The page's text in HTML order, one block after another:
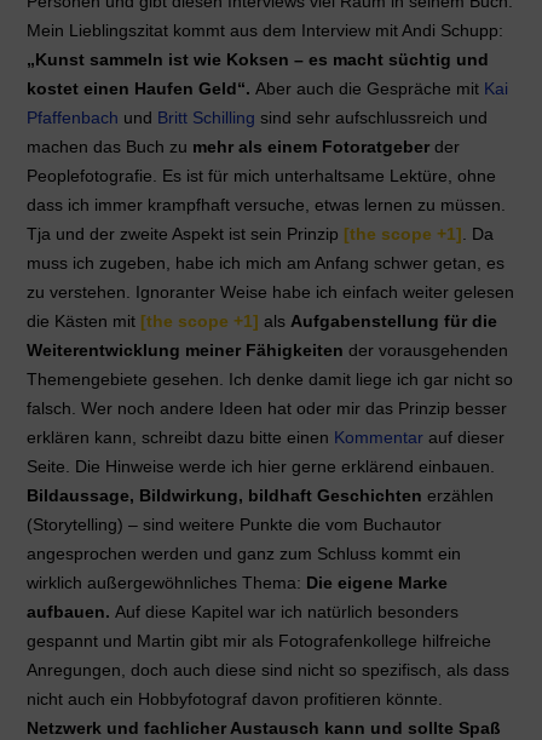
Mein Lieblingszitat kommt aus dem Interview mit Andi Schupp:
„Kunst sammeln ist wie Koksen – es macht süchtig und
kostet einen Haufen Geld“. Aber auch die Gespräche mit Kai
Pfaffenbach und Britt Schilling sind sehr aufschlussreich und
machen das Buch zu mehr als einem Fotoratgeberder
Peoplefotografie. Es ist für mich unterhaltsame Lektüre, ohne
dass ich immer krampfhaft versuche, etwas lernen zu müssen.
Tja und der zweite Aspekt ist sein Prinzip [the scope +1] . Da
muss ich zugeben, habe ich mich am Anfang schwer getan, es
zu verstehen. Ignoranter Weise habe ich einfach weiter gelesen
die Kästen mit [the scope +1] als Aufgabenstellung für die
Weiterentwicklung meiner Fähigkeiten der vorausgehenden
Themengebiete gesehen. Ich denke damit liege ich gar nicht so
falsch. Wer noch andere Ideen hat oder mir das Prinzip besser
erklären kann, schreibt dazu bitte einen Kommentarauf dieser
Seite. Die Hinweise werde ich hier gerne erklärend einbauen.
Bildaussage, Bildwirkung, bildhaft Geschichten erzählen
(Storytelling) – sind weitere Punkte die vom Buchautor
angesprochen werden und ganz zum Schluss kommt ein
wirklich außergewöhnliches Thema: Die eigene Marke
aufbauen. Auf diese Kapitel war ich natürlich besonders
gespannt und Martin gibt mir als Fotografenkollege hilfreiche
Anregungen, doch auch diese sind nicht so spezifisch, als dass
nicht auch ein Hobbyfotograf davon profitieren könnte.
Netzwerk und fachlicher Austausch kann und sollte Spaß